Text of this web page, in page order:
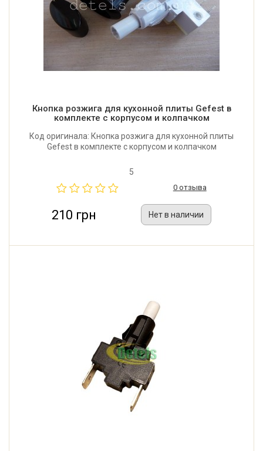
Кнопка розжига для кухонной плиты Gefest в
комплекте с корпусом и колпачком
Код оригинала: Кнопка розжига для кухонной плиты
Gefest в комплекте с корпусом и колпачком
5
0 отзыва
210 грн Нет в наличии